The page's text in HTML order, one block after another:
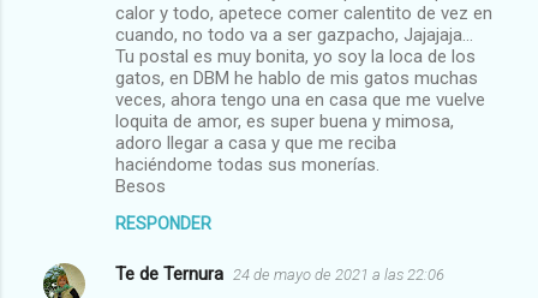
s
calor y todo, apetece comer calentito de vez en
cuando, no todo va a ser gazpacho, Jajajaja…
Tu postal es muy bonita, yo soy la loca de los
gatos, en DBM he hablo de mis gatos muchas
veces, ahora tengo una en casa que me vuelve
loquita de amor, es super buena y mimosa,
adoro llegar a casa y que me reciba
haciéndome todas sus monerías.
Besos
RESPONDER
Te de Ternura 24 de mayo de 2021 a las 22:06